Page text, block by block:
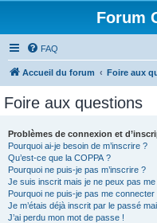
Forum
FAQ
Accueil du forum Foire aux
Foire aux questions
Problèmes de connexion et
Pourquoi ai-je besoin de m’inscrire ?
Qu’est-ce que la COPPA ?
Pourquoi ne puis-je pas m’inscrire ?
Je suis inscrit mais je ne peux pas
Pourquoi ne puis-je pas me connecter
Je m’étais déjà inscrit par le passé
J’ai perdu mon mot de passe !